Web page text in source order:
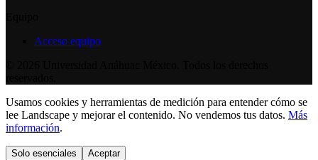
Acceso equipo
Usamos cookies y herramientas de medición para entender cómo se
lee Landscape y mejorar el contenido. No vendemos tus datos. Más
información.
Solo esenciales Aceptar